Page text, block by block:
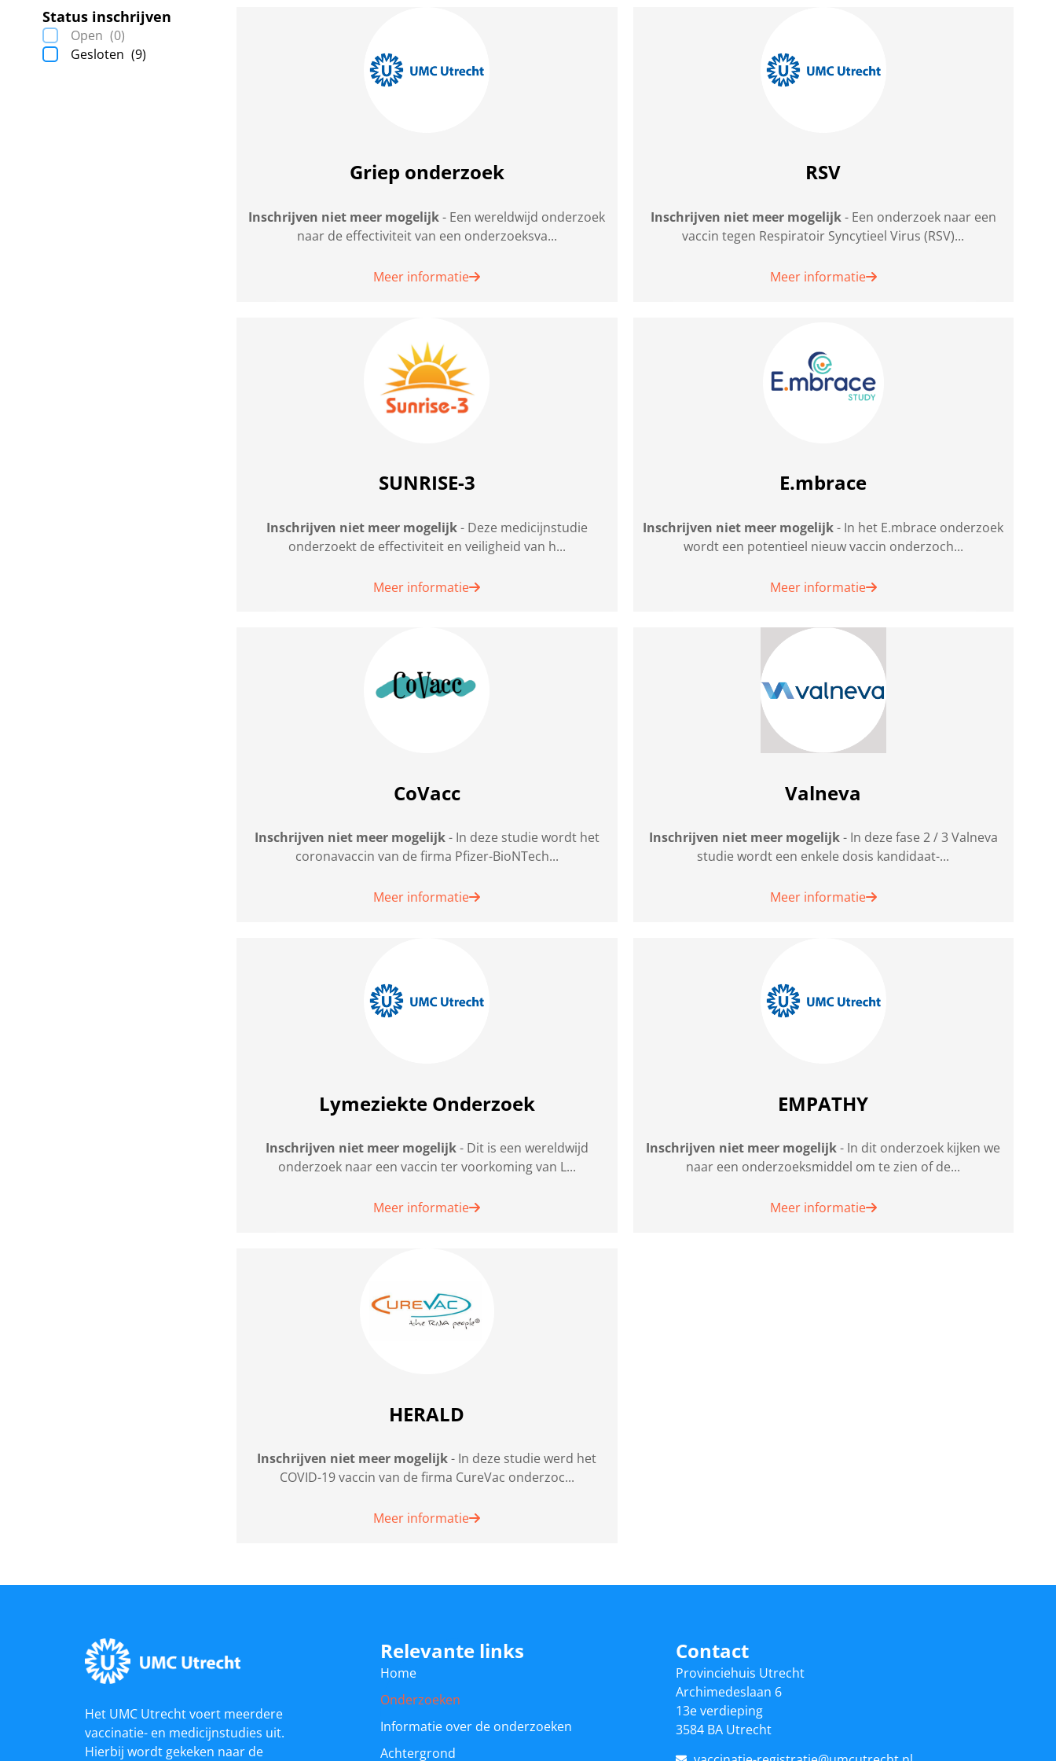
Status inschrijven
Open (0)
Gesloten (9)
Griep onderzoek
Inschrijven niet meer mogelijk- Een wereldwijd onderzoek
naar de effectiviteit van een onderzoeksva...
Meer informatie
RSV
Inschrijven niet meer mogelijk- Een onderzoek naar een
vaccin tegen Respiratoir Syncytieel Virus (RSV)...
Meer informatie
SUNRISE-3
Inschrijven niet meer mogelijk- Deze medicijnstudie
onderzoekt de effectiviteit en veiligheid van h...
Meer informatie
E.mbrace
Inschrijven niet meer mogelijk- In het E.mbrace onderzoek
wordt een potentieel nieuw vaccin onderzoch...
Meer informatie
CoVacc
Inschrijven niet meer mogelijk- In deze studie wordt het
coronavaccin van de firma Pfizer-BioNTech...
Meer informatie
Valneva
Inschrijven niet meer mogelijk- In deze fase 2 / 3 Valneva
studie wordt een enkele dosis kandidaat-...
Meer informatie
Lymeziekte Onderzoek
Inschrijven niet meer mogelijk- Dit is een wereldwijd
onderzoek naar een vaccin ter voorkoming van L...
Meer informatie
EMPATHY
Inschrijven niet meer mogelijk- In dit onderzoek kijken we
naar een onderzoeksmiddel om te zien of de...
Meer informatie
HERALD
Inschrijven niet meer mogelijk- In deze studie werd het
COVID-19 vaccin van de firma CureVac onderzoc...
Meer informatie
Het UMC Utrecht voert meerdere
vaccinatie- en medicijnstudies uit.
Hierbij wordt gekeken naar de
Relevante links
Home
Onderzoeken
Informatie over de onderzoeken
Achtergrond
Contact
Provinciehuis Utrecht
Archimedeslaan 6
13e verdieping
3584 BA Utrecht